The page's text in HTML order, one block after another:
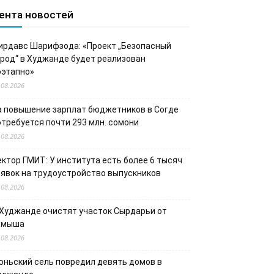
новостей
Шарифзода: «Проект „Безопасный
в Худжанде будет реализован
повышение зарплат бюджетников в Согде
почти 293 млн. сомони
ГМИТ: У института есть более 6 тысяч
на трудоустройство выпускников
очистят участок Сырдарьи от
сель повредил девять домов в